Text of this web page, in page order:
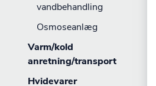
vandbehandling
Osmoseanlæg
Varm/kold
anretning/transport
Hvidevarer